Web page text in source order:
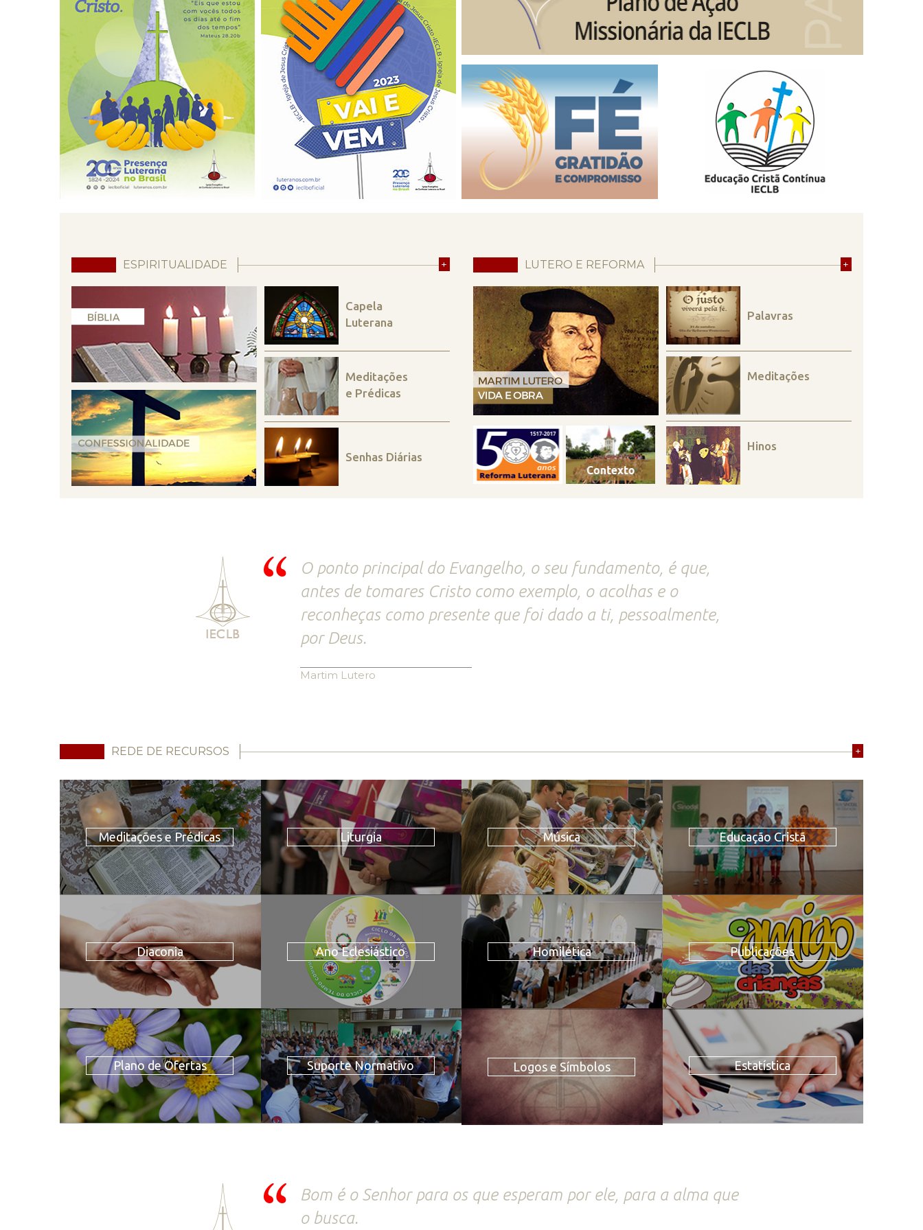
ESPIRITUALIDADE +
Capela
Luterana
Meditações
e Prédicas
Senhas Diárias
LUTERO E REFORMA +
Palavras
Meditações
Hinos
O ponto principal do Evangelho, o seu fundamento, é que,
antes de tomares Cristo como exemplo, o acolhas e o
reconheças como presente que foi dado a ti, pessoalmente,
por Deus.
Martim Lutero
REDE DE RECURSOS +
Meditações e Prédicas Liturgia Música Educação Cristã
Diaconia Ano Eclesiástico Homilética Publicações
Plano de Ofertas Suporte Normativo Logos e Símbolos Estatística
Bom é o Senhor para os que esperam por ele, para a alma que
o busca.